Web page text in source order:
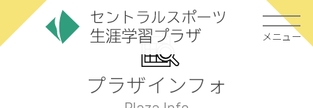
メニュー
プラザインフォ